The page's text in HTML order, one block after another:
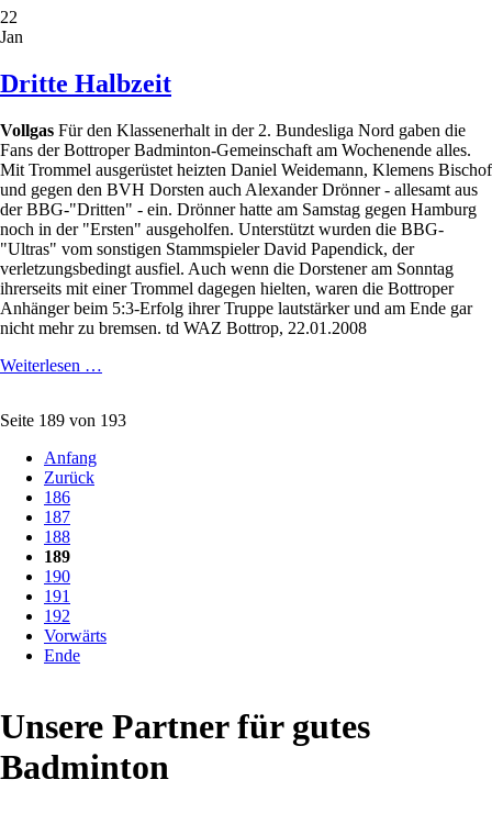
22
Jan
Dritte Halbzeit
Vollgas Für den Klassenerhalt in der 2. Bundesliga Nord gaben die
Fans der Bottroper Badminton-Gemeinschaft am Wochenende alles.
Mit Trommel ausgerüstet heizten Daniel Weidemann, Klemens Bischof
und gegen den BVH Dorsten auch Alexander Drönner - allesamt aus
der BBG-"Dritten" - ein. Drönner hatte am Samstag gegen Hamburg
noch in der "Ersten" ausgeholfen. Unterstützt wurden die BBG-
"Ultras" vom sonstigen Stammspieler David Papendick, der
verletzungsbedingt ausfiel. Auch wenn die Dorstener am Sonntag
ihrerseits mit einer Trommel dagegen hielten, waren die Bottroper
Anhänger beim 5:3-Erfolg ihrer Truppe lautstärker und am Ende gar
nicht mehr zu bremsen. td WAZ Bottrop, 22.01.2008
Weiterlesen …
Seite 189 von 193
Anfang
Zurück
186
187
188
189
190
191
192
Vorwärts
Ende
Unsere Partner für gutes
Badminton